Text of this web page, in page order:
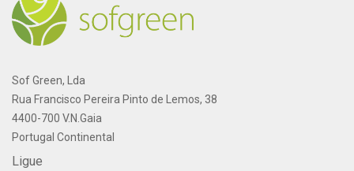
Sof Green, Lda
Rua Francisco Pereira Pinto de Lemos, 38
4400-700 V.N.Gaia
Portugal Continental
Ligue